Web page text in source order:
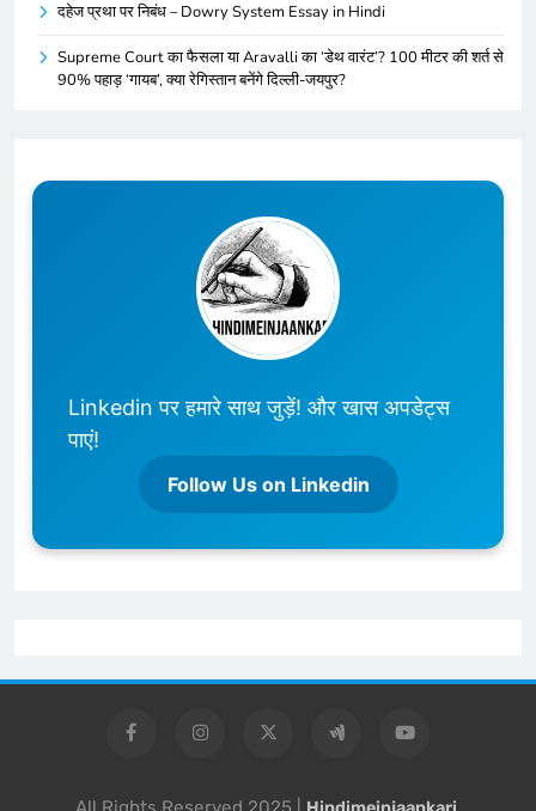
दहेज प्रथा पर निबंध – Dowry System Essay in Hindi
Supreme Court का फैसला या Aravalli का ‘डेथ वारंट’? 100 मीटर की शर्त से
90% पहाड़ ‘गायब’, क्या रेगिस्तान बनेंगे दिल्ली-जयपुर?
Linkedin पर हमारे साथ जुड़ें! और खास अपडेट्स
पाएं!
Follow Us on Linkedin